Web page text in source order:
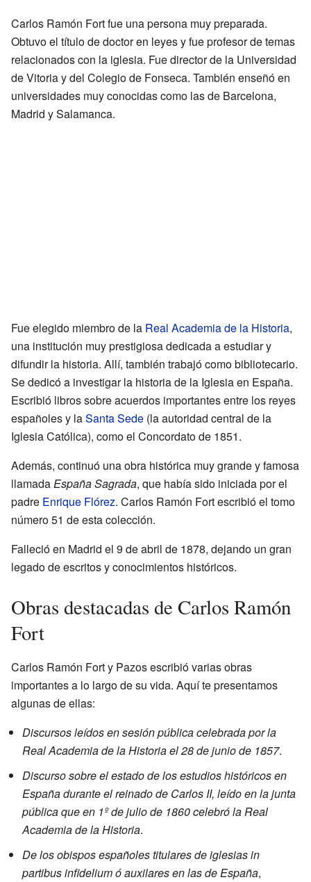
Carlos Ramón Fort fue una persona muy preparada.
Obtuvo el título de doctor en leyes y fue profesor de temas
relacionados con la iglesia. Fue director de la Universidad
de Vitoria y del Colegio de Fonseca. También enseñó en
universidades muy conocidas como las de Barcelona,
Madrid y Salamanca.
Fue elegido miembro de la Real Academia de la Historia,
una institución muy prestigiosa dedicada a estudiar y
difundir la historia. Allí, también trabajó como bibliotecario.
Se dedicó a investigar la historia de la Iglesia en España.
Escribió libros sobre acuerdos importantes entre los reyes
españoles y laSanta Sede (la autoridad central de la
Iglesia Católica), como el Concordato de 1851.
Además, continuó una obra histórica muy grande y famosa
llamadaEspaña Sagrada, que había sido iniciada por el
padre Enrique Flórez. Carlos Ramón Fort escribió el tomo
número 51 de esta colección.
Falleció en Madrid el 9 de abril de 1878, dejando un gran
legado de escritos y conocimientos históricos.
Obras destacadas de Carlos Ramón
Fort
Carlos Ramón Fort y Pazos escribió varias obras
importantes a lo largo de su vida. Aquí te presentamos
algunas de ellas:
Discursos leídos en sesión pública celebrada por la
Real Academia de la Historia el 28 de junio de 1857.
Discurso sobre el estado de los estudios históricos en
España durante el reinado de Carlos II, leído en la junta
pública que en 1º de julio de 1860 celebró la Real
Academia de la Historia.
De los obispos españoles titulares de iglesias in
partibus infidelium ó auxilares en las de España,